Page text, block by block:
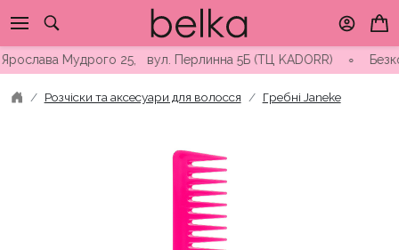
to
contentМудрого 25, вул. Перлинна 5Б (ТЦ KADORR) ∘
Розчіски та аксесуари для волосся Гребні Janeke